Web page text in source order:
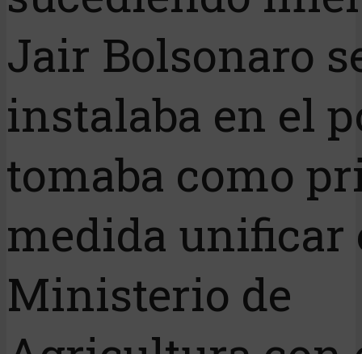
Jair Bolsonaro
instalaba en el
tomaba como
medida unificar
Ministerio de